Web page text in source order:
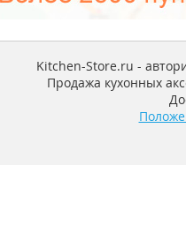
Kitchen-Store.ru -
Продажа кухонных